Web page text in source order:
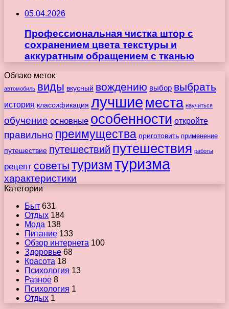
05.04.2026
Профессиональная чистка штор с
сохранением цвета текстуры и
аккуратным обращением с тканью
Облако меток
автомобиль виды вкусный вождению выбор выбрать
история классификация лучшиеместа научиться
обучение основные особенности откройте
правильно преимущества приготовить применение
путешествие путешествий путешествия работы
рецепт советы туризмтуризма
характеристики
Категории
Быт 631
Отдых 184
Мода 138
Питание 133
Обзор интернета 100
Здоровье 68
Красота 18
Психология 13
Разное 8
Психология 1
Отдых 1